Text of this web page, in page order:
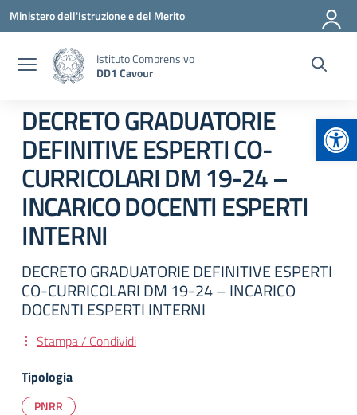
Vai ai contenuti
Vai al menu di navigazione
Vai al footer
Ministero dell'Istruzione e del Merito
Istituto Comprensivo
DD1 Cavour
DECRETO GRADUATORIE
DEFINITIVE ESPERTI CO-
CURRICOLARI DM 19-24 –
INCARICO DOCENTI ESPERTI
INTERNI
DECRETO GRADUATORIE DEFINITIVE ESPERTI
CO-CURRICOLARI DM 19-24 – INCARICO
DOCENTI ESPERTI INTERNI
Stampa / Condividi
Tipologia
PNRR